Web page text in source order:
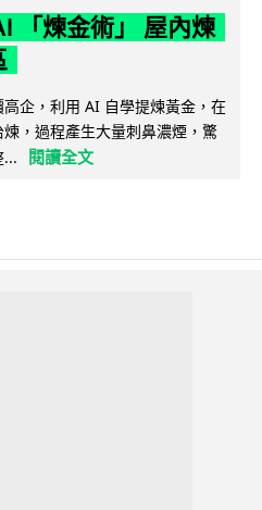
「煉金術」 屋內煉
企，利用 AI 自學提煉黃金，在
，過程產生大量刺鼻濃煙，驚
...
閱讀全文